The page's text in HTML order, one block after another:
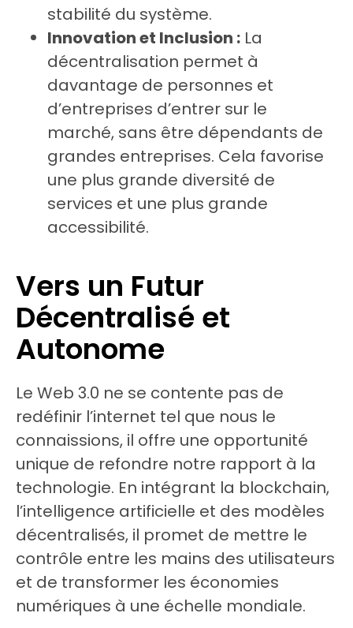
stabilité du système.
Innovation et Inclusion : La
décentralisation permet à
davantage de personnes et
d’entreprises d’entrer sur le
marché, sans être dépendants de
grandes entreprises. Cela favorise
une plus grande diversité de
services et une plus grande
accessibilité.
Vers un Futur
Décentralisé et
Autonome
Le Web 3.0 ne se contente pas de
redéfinir l’internet tel que nous le
connaissions, il offre une opportunité
unique de refondre notre rapport à la
technologie. En intégrant la blockchain,
l’intelligence artificielle et des modèles
décentralisés, il promet de mettre le
contrôle entre les mains des utilisateurs
et de transformer les économies
numériques à une échelle mondiale.